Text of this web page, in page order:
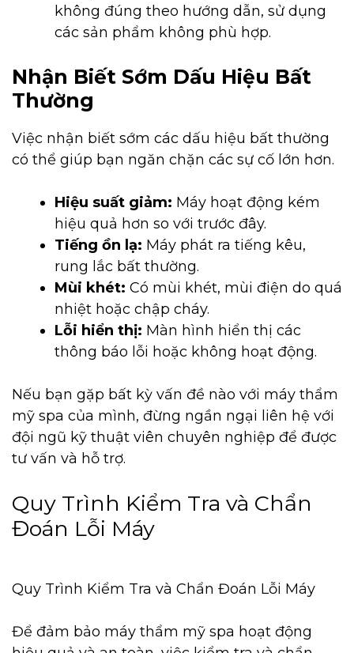
không đúng theo hướng dẫn, sử dụng
các sản phẩm không phù hợp.
Nhận Biết Sớm Dấu Hiệu Bất
Thường
Việc nhận biết sớm các dấu hiệu bất thường
có thể giúp bạn ngăn chặn các sự cố lớn hơn.
Hiệu suất giảm: Máy hoạt động kém
hiệu quả hơn so với trước đây.
Tiếng ồn lạ: Máy phát ra tiếng kêu,
rung lắc bất thường.
Mùi khét: Có mùi khét, mùi điện do quá
nhiệt hoặc chập cháy.
Lỗi hiển thị: Màn hình hiển thị các
thông báo lỗi hoặc không hoạt động.
Nếu bạn gặp bất kỳ vấn đề nào với máy thẩm
mỹ spa của mình, đừng ngần ngại liên hệ với
đội ngũ kỹ thuật viên chuyên nghiệp để được
tư vấn và hỗ trợ.
Quy Trình Kiểm Tra và Chẩn
Đoán Lỗi Máy
Quy Trình Kiểm Tra và Chẩn Đoán Lỗi Máy
Để đảm bảo máy thẩm mỹ spa hoạt động